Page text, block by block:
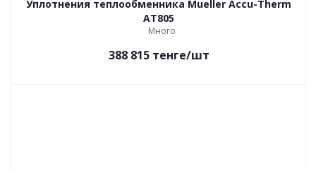
Уплотнения теплообменника Mueller Accu-Therm
AT805
Много
388 815тенге/шт